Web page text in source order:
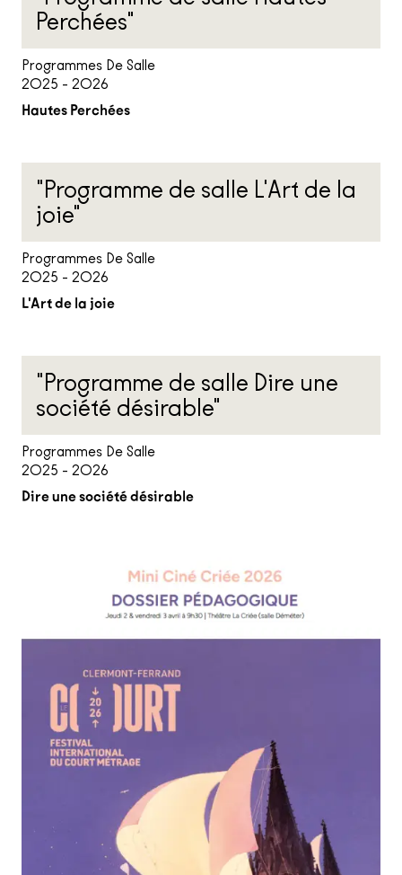
Perchées"
Programmes De Salle
2025 - 2026
Hautes Perchées
"Programme de salle L'Art de la
joie"
Programmes De Salle
2025 - 2026
L'Art de la joie
"Programme de salle Dire une
société désirable"
Programmes De Salle
2025 - 2026
Dire une société désirable